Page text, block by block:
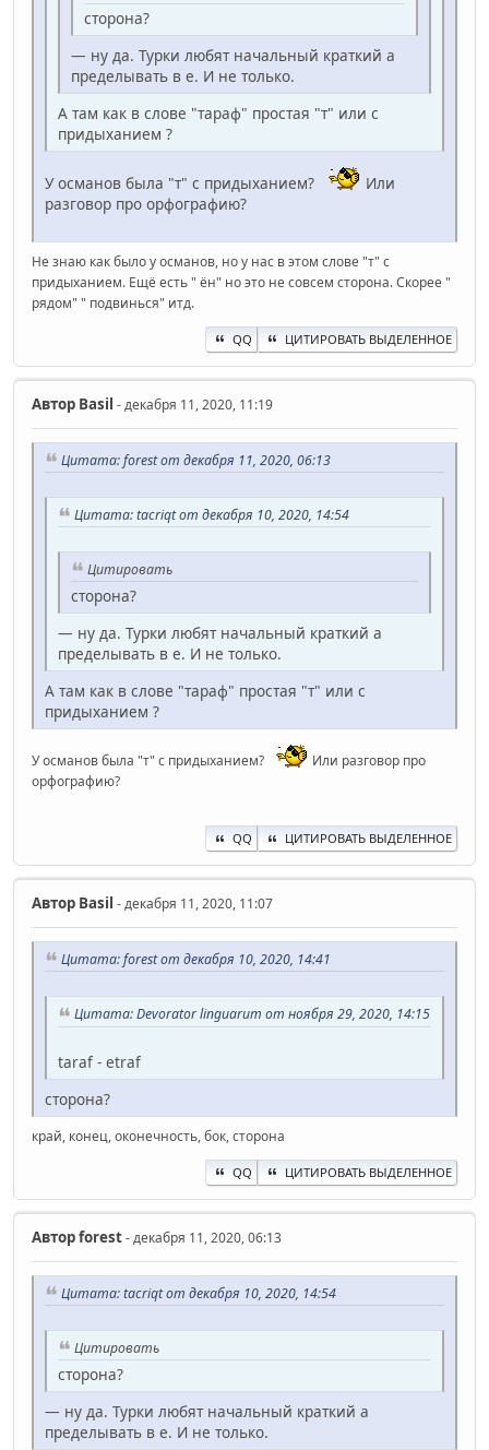
сторона?
— ну да. Турки любят начальный краткий а
пределывать в е. И не только.
А там как в слове "тараф" простая "т" или с
придыханием ?
У османов была "т" с придыханием?
Или
разговор про орфографию?
Не знаю как было у османов, но у нас в этом слове "т" с
придыханием. Ещё есть " ён" но это не совсем сторона. Скорее "
рядом" " подвинься" итд.
QQ ЦИТИРОВАТЬ ВЫДЕЛЕННОЕ
Автор Basil - декабря 11, 2020, 11:19
Цитата: forest от декабря 11, 2020, 06:13
Цитата: t‍acriqt от декабря 10, 2020, 14:54
Цитировать
сторона?
— ну да. Турки любят начальный краткий а
пределывать в е. И не только.
А там как в слове "тараф" простая "т" или с
придыханием ?
У османов была "т" с придыханием?
Или разговор про
орфографию?
QQ ЦИТИРОВАТЬ ВЫДЕЛЕННОЕ
Автор Basil - декабря 11, 2020, 11:07
Цитата: forest от декабря 10, 2020, 14:41
Цитата: Devorator linguarum от ноября 29, 2020, 14:15
taraf - etraf
сторона?
край, конец, оконечность, бок, сторона
QQ ЦИТИРОВАТЬ ВЫДЕЛЕННОЕ
Авторforest- декабря 11, 2020, 06:13
Цитата: t‍acriqt от декабря 10, 2020, 14:54
Цитировать
сторона?
— ну да. Турки любят начальный краткий а
пределывать в е. И не только.